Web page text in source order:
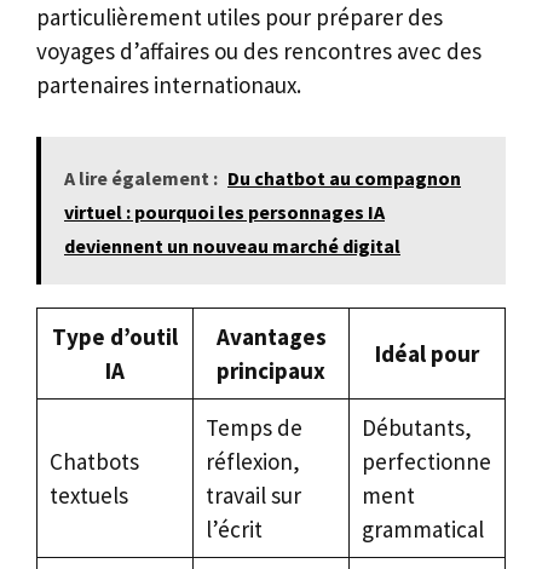
particulièrement utiles pour préparer des
voyages d’affaires ou des rencontres avec des
partenaires internationaux.
A lire également : Du chatbot au compagnon
virtuel : pourquoi les personnages IA
deviennent un nouveau marché digital
Type d’outil
IA
Avantages
principaux
Idéal pour
Chatbots
textuels
Temps de
réflexion,
travail sur
l’écrit
Débutants,
perfectionne
ment
grammatical